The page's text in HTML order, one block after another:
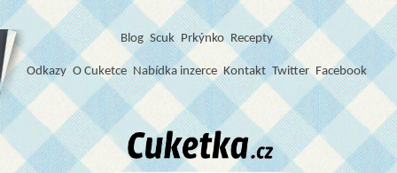
Blog Scuk Prkýnko Recepty
Odkazy O Cuketce Nabídka inzerce Kontakt Twitter Facebook